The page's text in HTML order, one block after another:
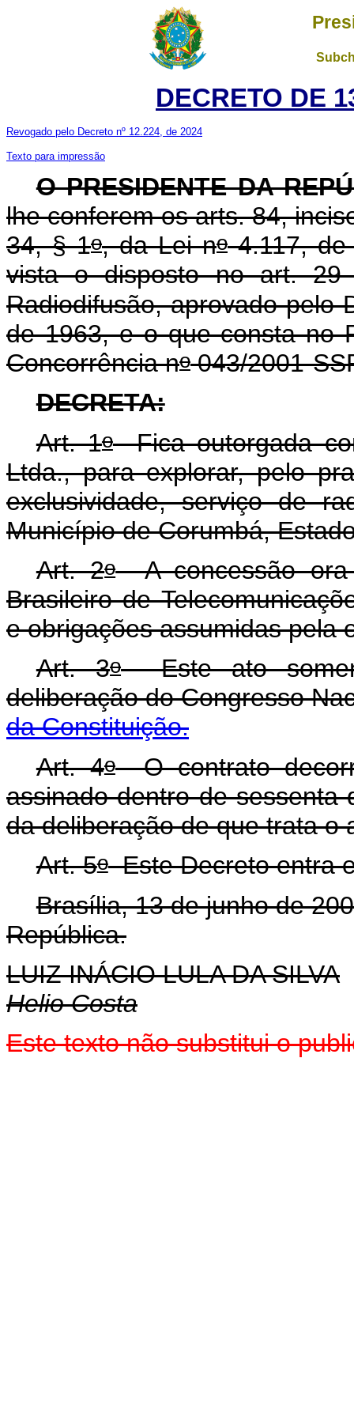
DECRETO DE
Revogado pelo Decreto nº 12.224, de 2024
Texto para impressão
O PRESIDENTE DA
lhe conferem os arts. 84,
34, § 1o, da Lei no4.117, de
vista o disposto no art. 29
Radiodifusão, aprovado pelo
de 1963, e o que consta no
Concorrência no043/2001-
DECRETA:
Art. 1oFica outorgada
Ltda., para explorar, pelo
exclusividade, serviço de
Município de Corumbá,
Art. 2oA concessão ora
Brasileiro de
e obrigações assumidas pela
Art. 3oEste ato
deliberação do Congresso
da Constituição.
Art. 4oO contrato
assinado dentro de sessenta
da deliberação de que trata o
Art. 5oEste Decreto entra
Brasília, 13 de junho de
República.
LUIZ INÁCIO LULA DA SILVA
Helio Costa
Este texto não substitui o